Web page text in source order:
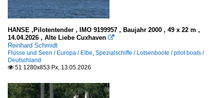
alle
Stückgut- und Mehrzweckfrachter / general cargo
A
HANSE ,Pilotentender , IMO 9199957 , Baujahr 2000 , 49 x 22 m ,
14.04.2026 , Alte Liebe Cuxhaven 
Reinhard Schmidt
Flüsse und Seen / Europa / Elbe, Spezialschiffe / Lotsenboote / pilot boats /
Deutschland
 51 1280x853 Px, 13.05.2026